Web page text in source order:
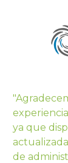
ya que
de